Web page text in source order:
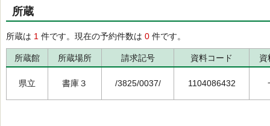
所蔵
所蔵は 1 件です。現在の予約件数は 0 件です。
所蔵館 所蔵場所 請求記号 資料コード 資
県立 書庫３ /3825/0037/ 1104086432